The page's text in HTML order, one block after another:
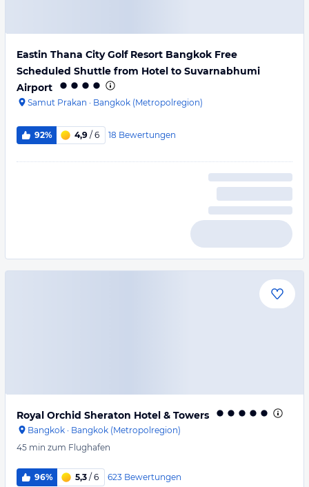
Eastin Thana City Golf Resort Bangkok Free
Scheduled Shuttle from Hotel to Suvarnabhumi
Airport
Samut Prakan · Bangkok (Metropolregion)
92% 4,9 / 6 18 Bewertungen
Royal Orchid Sheraton Hotel & Towers
Bangkok · Bangkok (Metropolregion)
45 min zum Flughafen
96% 5,3 / 6 623 Bewertungen